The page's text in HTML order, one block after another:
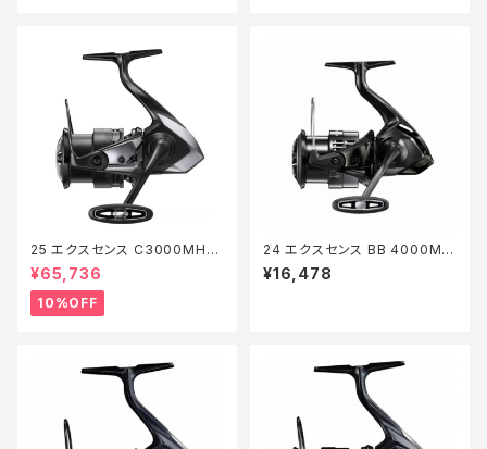
25 エクスセンス C3000MHG
【継続セール_リール】【10】
¥65,736
10%OFF
24 エクスセンス BB 4000MH
G
¥16,478